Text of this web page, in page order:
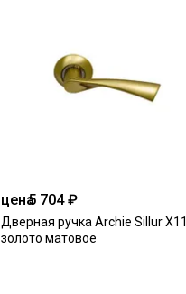
цена5 704 ₽
Дверная ручка Archie Sillur X11
золото матовое